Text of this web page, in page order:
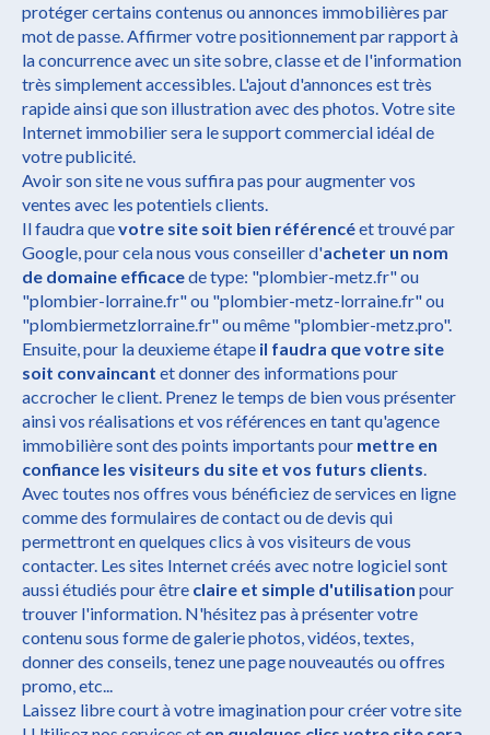
protéger certains contenus ou annonces immobilières par
mot de passe. Affirmer votre positionnement par rapport à
la concurrence avec un site sobre, classe et de l'information
très simplement accessibles. L'ajout d'annonces est très
rapide ainsi que son illustration avec des photos. Votre site
Internet immobilier sera le support commercial idéal de
votre publicité.
Avoir son site ne vous suffira pas pour augmenter vos
ventes avec les potentiels clients.
Il faudra quevotre site soit bien référencéet trouvé par
Google, pour cela nous vous conseiller d'acheter un nom
de domaine efficacede type: "plombier-metz.fr" ou
"plombier-lorraine.fr" ou "plombier-metz-lorraine.fr" ou
"plombiermetzlorraine.fr" ou même "plombier-metz.pro".
Ensuite, pour la deuxieme étape il faudra que votre site
soit convaincant et donner des informations pour
accrocher le client. Prenez le temps de bien vous présenter
ainsi vos réalisations et vos références en tant qu'agence
immobilière sont des points importants pour mettre en
confiance les visiteurs du site et vos futurs clients.
Avec toutes nos offres vous bénéficiez de services en ligne
comme des formulaires de contact ou de devis qui
permettront en quelques clics à vos visiteurs de vous
contacter. Les sites Internet créés avec notre logiciel sont
aussi étudiés pour être claire et simple d'utilisation pour
trouver l'information. N'hésitez pas à présenter votre
contenu sous forme de galerie photos, vidéos, textes,
donner des conseils, tenez une page nouveautés ou offres
promo, etc...
Laissez libre court à votre imagination pour créer votre site